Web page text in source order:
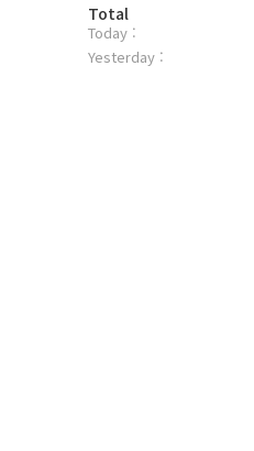
방
문
자
Total
Today :
Yesterday :